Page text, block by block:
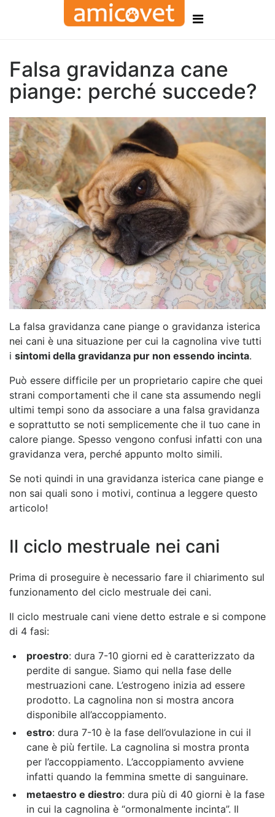
Falsa gravidanza cane
piange: perché succede?
La falsa gravidanza cane piange o gravidanza isterica
nei cani è una situazione per cui la cagnolina vive tutti
i sintomi della gravidanza pur non essendo incinta.
Può essere difficile per un proprietario capire che quei
strani comportamenti che il cane sta assumendo negli
ultimi tempi sono da associare a una falsa gravidanza
e soprattutto se noti semplicemente che il tuo cane in
calore piange. Spesso vengono confusi infatti con una
gravidanza vera, perché appunto molto simili.
Se noti quindi in una gravidanza isterica cane piange e
non sai quali sono i motivi, continua a leggere questo
articolo!
Il ciclo mestruale nei cani
Prima di proseguire è necessario fare il chiarimento sul
funzionamento del ciclo mestruale dei cani.
Il ciclo mestruale cani viene detto estrale e si compone
di 4 fasi:
proestro: dura 7-10 giorni ed è caratterizzato da
perdite di sangue. Siamo qui nella fase delle
mestruazioni cane. L’estrogeno inizia ad essere
prodotto. La cagnolina non si mostra ancora
disponibile all’accoppiamento.
estro: dura 7-10 è la fase dell’ovulazione in cui il
cane è più fertile. La cagnolina si mostra pronta
per l’accoppiamento. L’accoppiamento avviene
infatti quando la femmina smette di sanguinare.
metaestro e diestro: dura più di 40 giorni è la fase
in cui la cagnolina è “ormonalmente incinta”. Il